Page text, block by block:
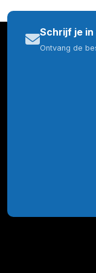
Schrijf je
Ontvang de